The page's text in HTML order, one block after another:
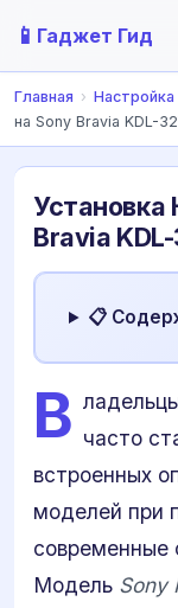
📱 Гаджет Гид
Главная › Настройка
на Sony Bravia KDL-
Установка
Bravia
📋
В часто
встроенных
моделей при
современные
Модель Sony